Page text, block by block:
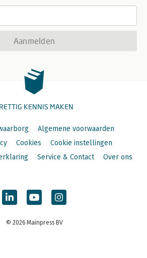
Aanmelden
KENNIS MAKEN
Algemene voorwaarden
Cookies
Cookie instellingen
Service & Contact Over ons
© 2026 Mainpress BV